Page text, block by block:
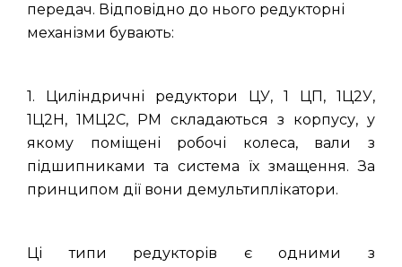
передач. Відповідно до нього редукторні
механізми бувають:
1. Циліндричні редуктори ЦУ, 1 ЦП, 1Ц2У,
1Ц2Н, 1МЦ2С, РМ складаються з корпусу, у
якому поміщені робочі колеса, вали з
підшипниками та система їх змащення. За
принципом дії вони демультиплікатори.
Ці типи редукторів є одними з